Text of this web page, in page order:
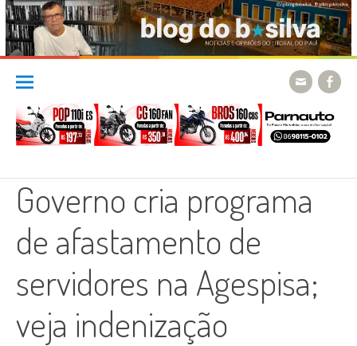
Skip
content
Governo cria programa
de afastamento de
servidores na Agespisa;
veja indenização